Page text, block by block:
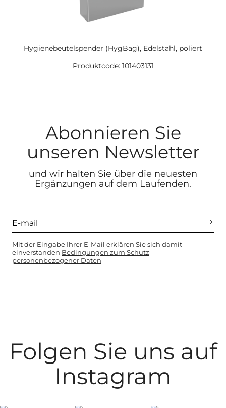
Hygienebeutelspender (HygBag), Edelstahl, poliert
Produktcode: 101403131
Abonnieren Sie
unseren Newsletter
und wir halten Sie über die neuesten
Ergänzungen auf dem Laufenden.
Mit der Eingabe Ihrer E-Mail erklären Sie sich damit
einverstanden Bedingungen zum Schutz
personenbezogener Daten
Folgen Sie uns auf
Instagram